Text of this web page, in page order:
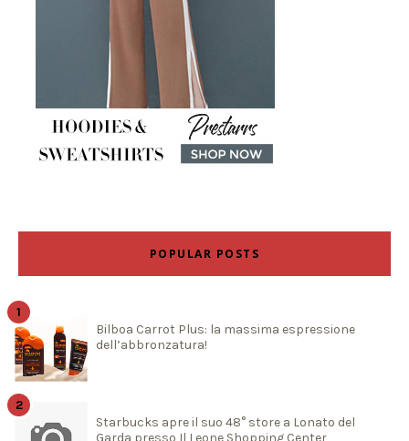
POPULAR POSTS
Bilboa Carrot Plus: la massima espressione
dell’abbronzatura!
Starbucks apre il suo 48° store a Lonato del
Garda presso Il Leone Shopping Center